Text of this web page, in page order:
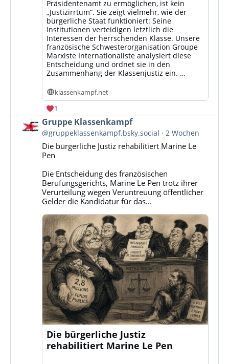
Präsidentenamt zu ermöglichen, ist kein
„Justizirrtum“. Sie zeigt vielmehr, wie der
bürgerliche Staat funktioniert: Seine
Institutionen verteidigen letztlich die
Interessen der herrschenden Klasse. Unsere
französische Schwesterorganisation Groupe
Marxiste Internationaliste analysiert diese
Entscheidung und ordnet sie in den
Zusammenhang der Klassenjustiz ein. …
klassenkampf.net
1
Beitrag
von
Gruppe
Klassenkampf
Bluesky
ansehen
Gruppe Klassenkampf
@gruppeklassenkampf.bsky.social 2 Wochen
Die bürgerliche Justiz rehabilitiert Marine Le
Pen
Die Entscheidung des französischen
Berufungsgerichts, Marine Le Pen trotz ihrer
Verurteilung wegen Veruntreuung öffentlicher
Gelder die Kandidatur für das...
Die bürgerliche Justiz
rehabilitiert Marine Le Pen